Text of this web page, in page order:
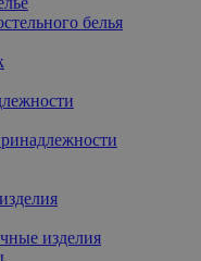
белья
изделия